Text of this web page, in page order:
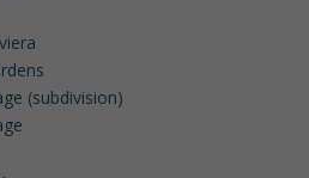
(subdivision)